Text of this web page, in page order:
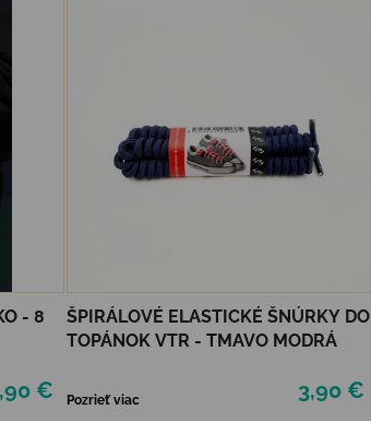
- 8
€
ŠPIRÁLOVÉ ELASTICKÉ ŠNÚRKY DO
TOPÁNOK VTR - TMAVO MODRÁ
3,90 €
Pozrieť viac